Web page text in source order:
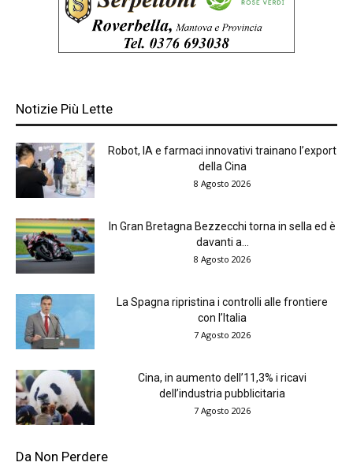
Notizie Più Lette
Robot, IA e farmaci innovativi trainano l’export
della Cina
8 Agosto 2026
In Gran Bretagna Bezzecchi torna in sella ed è
davanti a...
8 Agosto 2026
La Spagna ripristina i controlli alle frontiere
con l’Italia
7 Agosto 2026
Cina, in aumento dell’11,3% i ricavi
dell’industria pubblicitaria
7 Agosto 2026
Da Non Perdere